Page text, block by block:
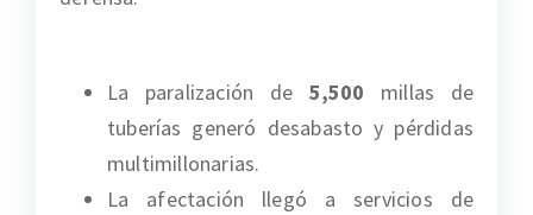
La paralización de 5,500 millas de
tuberías generó desabasto y pérdidas
multimillonarias.
La afectación llegó a servicios de